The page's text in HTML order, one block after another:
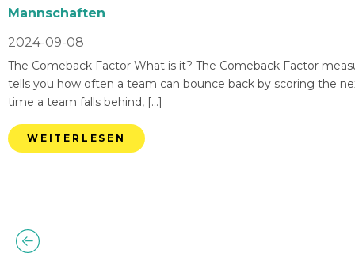
Mannschaften
2024-09-08
The Comeback Factor What is it? The Comeback Factor
tells you how often a team can bounce back by scoring the
time a team falls behind, […]
WEITERLESEN